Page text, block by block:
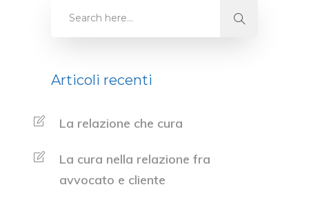
Articoli recenti
La relazione che cura
La cura nella relazione fra
avvocato e cliente